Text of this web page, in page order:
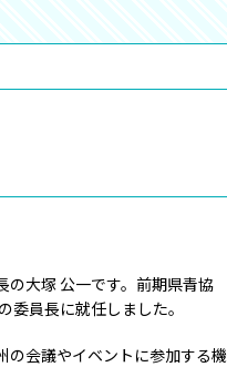
大塚 公一です。前期県青協
委員長に就任しました。
会議やイベントに参加する機